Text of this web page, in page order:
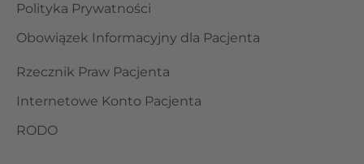
Polityka Prywatności
Obowiązek Informacyjny dla Pacjenta
Rzecznik Praw Pacjenta
Internetowe Konto Pacjenta
RODO